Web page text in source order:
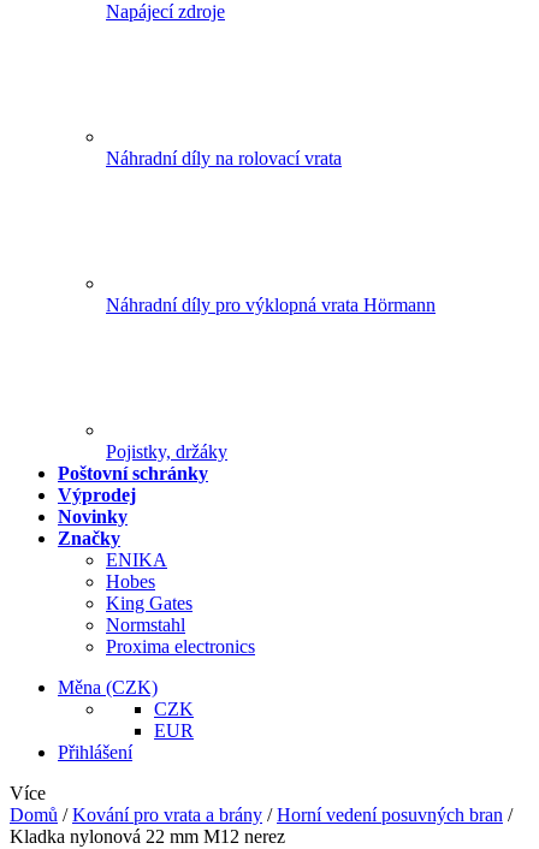
Napájecí zdroje
Náhradní díly na rolovací vrata
Náhradní díly pro výklopná vrata Hörmann
Pojistky, držáky
Poštovní schránky
Výprodej
Novinky
Značky
ENIKA
Hobes
King Gates
Normstahl
Proxima electronics
Měna (CZK)
CZK
EUR
Přihlášení
Více
Domů / Kování pro vrata a brány / Horní vedení posuvných bran /
Kladka nylonová 22 mm M12 nerez